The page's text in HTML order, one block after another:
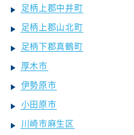
足柄上郡中井町
足柄上郡山北町
足柄下郡真鶴町
厚木市
伊勢原市
小田原市
川崎市麻生区